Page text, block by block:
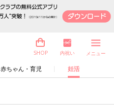
赤ちゃん・育児 妊活
SHOP 内祝い メニュー